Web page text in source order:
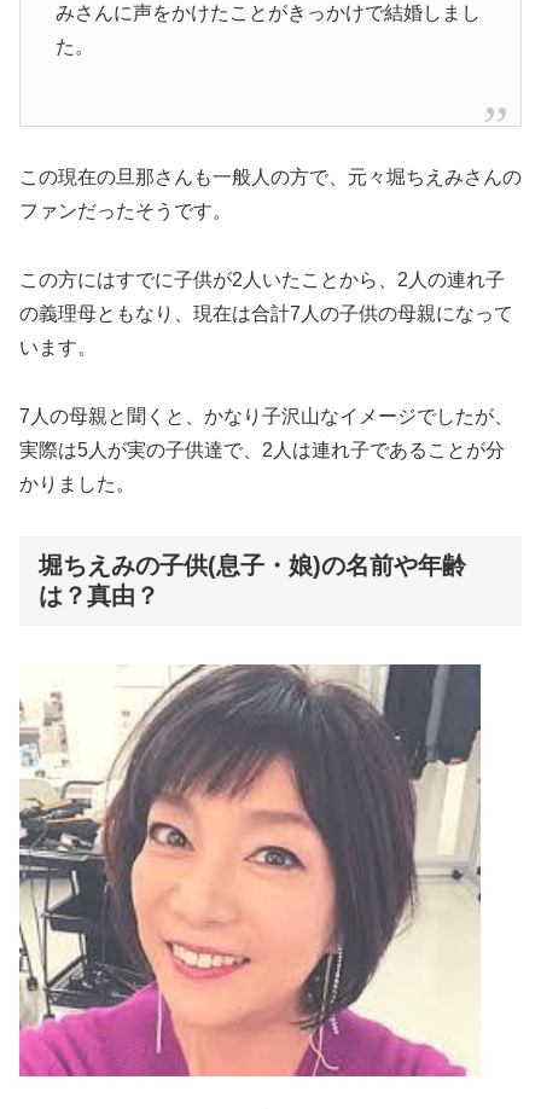
みさんに声をかけたことがきっかけで結婚しまし
た。
この現在の旦那さんも一般人の方で、元々堀ちえみさんの
ファンだったそうです。
この方にはすでに子供が2人いたことから、2人の連れ子
の義理母ともなり、現在は合計7人の子供の母親になって
います。
7人の母親と聞くと、かなり子沢山なイメージでしたが、
実際は5人が実の子供達で、2人は連れ子であることが分
かりました。
堀ちえみの子供(息子・娘)の名前や年齢
は？真由？